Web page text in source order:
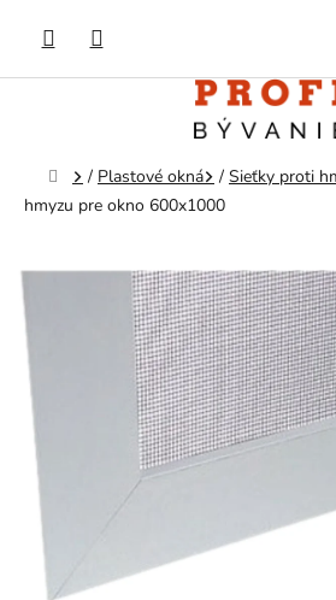
obsah
Domov
/ Plastové okná / Sieťky proti
hmyzu pre okno 600x1000